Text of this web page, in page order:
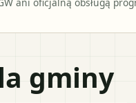
gminy